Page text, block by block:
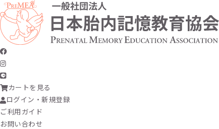
カートを見る
ログイン・新規登録
ご利用ガイド
お問い合わせ